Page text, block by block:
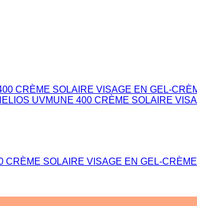
CRÈME SOLAIRE VISAGE EN GEL-CRÈME